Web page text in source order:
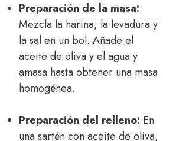
Preparación de la masa:
Mezcla la harina, la levadura y
la sal en un bol. Añade el
aceite de oliva y el agua y
amasa hasta obtener una masa
homogénea.
Preparación del relleno: En
una sartén con aceite de oliva,